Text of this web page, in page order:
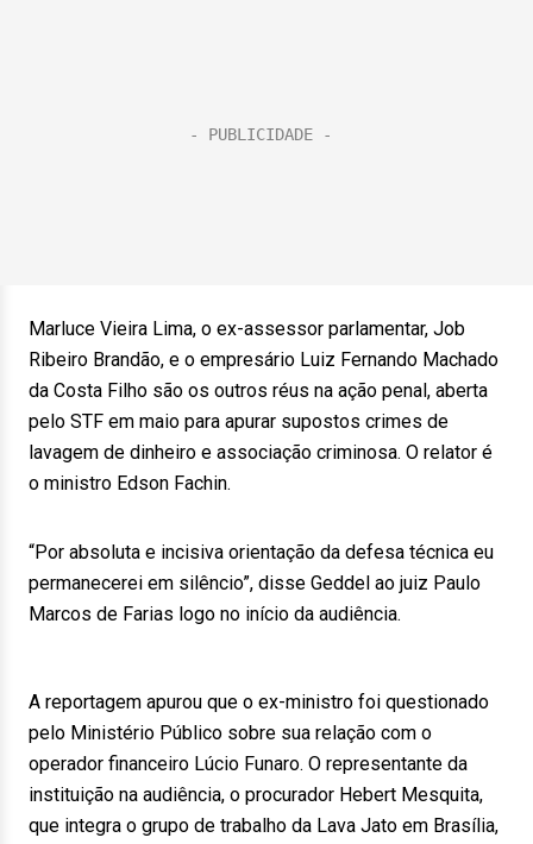
Marluce Vieira Lima, o ex-assessor parlamentar, Job
Ribeiro Brandão, e o empresário Luiz Fernando Machado
da Costa Filho são os outros réus na ação penal, aberta
pelo STF em maio para apurar supostos crimes de
lavagem de dinheiro e associação criminosa. O relator é
o ministro Edson Fachin.
“Por absoluta e incisiva orientação da defesa técnica eu
permanecerei em silêncio”, disse Geddel ao juiz Paulo
Marcos de Farias logo no início da audiência.
A reportagem apurou que o ex-ministro foi questionado
pelo Ministério Público sobre sua relação com o
operador financeiro Lúcio Funaro. O representante da
instituição na audiência, o procurador Hebert Mesquita,
que integra o grupo de trabalho da Lava Jato em Brasília,